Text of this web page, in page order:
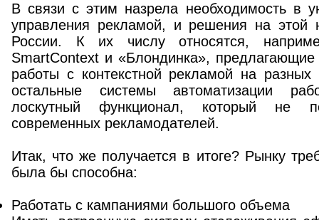
В связи с этим назрела необходимость в
управления рекламой, и решения на этой
России. К их числу относятся,
SmartContext и «Блондинка»,
работы с контекстной рекламой на
остальные системы автоматизации
лоскутный функционал, который не
современных рекламодателей.
Итак, что же получается в итоге? Рынку
была бы способна:
Работать с кампаниями большого объема